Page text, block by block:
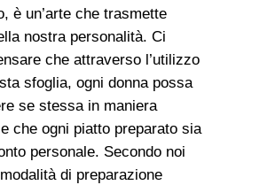
è un’arte che trasmette
nostra personalità. Ci
che attraverso l’utilizzo
sfoglia, ogni donna possa
se stessa in maniera
che ogni piatto preparato sia
personale. Secondo noi
di preparazione